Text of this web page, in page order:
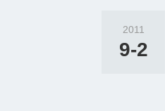
2011
9-2